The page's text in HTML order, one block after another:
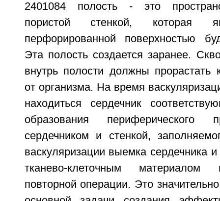
2401084 полость - это
пористой стенкой, которая
перфорированной поверхностью
Эта полость создается заранее.
внутрь полости должны прорастать
от организма. На время
находиться сердечник
образования периферического
сердечником и стенкой,
васкуляризации выемка сердечника
тканево-клеточным материалом
повторной операции. Это